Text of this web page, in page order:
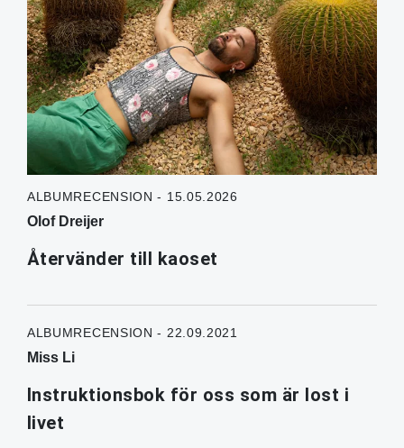
ALBUMRECENSION - 15.05.2026
Olof Dreijer
Återvänder till kaoset
ALBUMRECENSION - 22.09.2021
Miss Li
Instruktionsbok för oss som är lost i
livet